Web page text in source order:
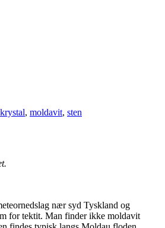
krystal, moldavit, sten
nær syd Tyskland og
for tektit. Man finder ikke moldavit